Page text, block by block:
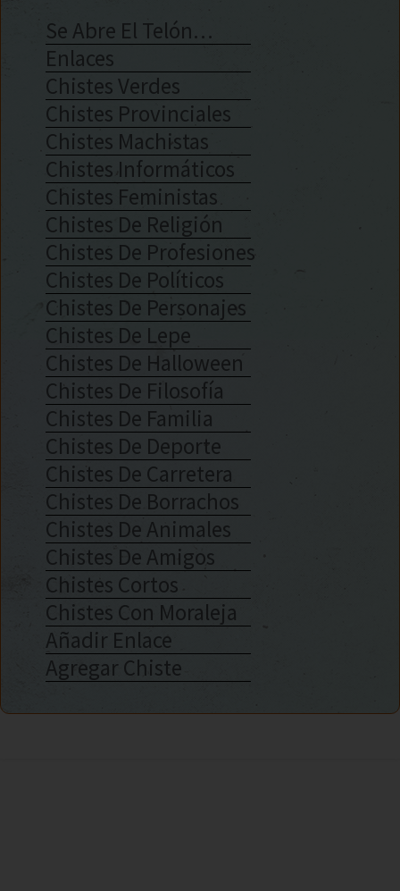
Se Abre El Telón…
Enlaces
Chistes Verdes
Chistes Provinciales
Chistes Machistas
Chistes Informáticos
Chistes Feministas
Chistes De Religión
Chistes De Profesiones
Chistes De Políticos
Chistes De Personajes
Chistes De Lepe
Chistes De Halloween
Chistes De Filosofía
Chistes De Familia
Chistes De Deporte
Chistes De Carretera
Chistes De Borrachos
Chistes De Animales
Chistes De Amigos
Chistes Cortos
Chistes Con Moraleja
Añadir Enlace
Agregar Chiste